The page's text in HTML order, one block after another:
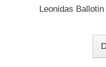
Leonidas